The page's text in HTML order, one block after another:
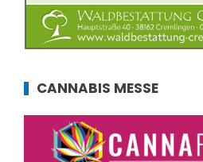
CANNABIS MESSE